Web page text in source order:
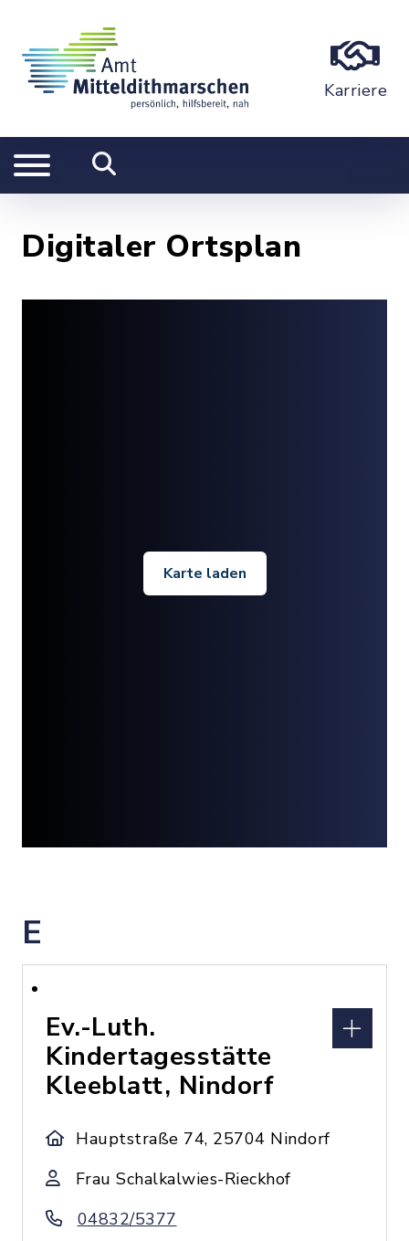
Karriere
Digitaler Ortsplan
Karte laden
E
Ev.-Luth.
Kindertagesstätte
Kleeblatt, Nindorf
Hauptstraße 74, 25704 Nindorf
Frau Schalkalwies-Rieckhof
04832/5377